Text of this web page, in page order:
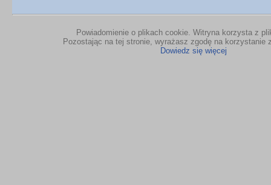
Powiadomienie o plikach cookie. Witryna korzysta z
Pozostając na tej stronie, wyrażasz zgodę na korzystanie
Dowiedz się więcej